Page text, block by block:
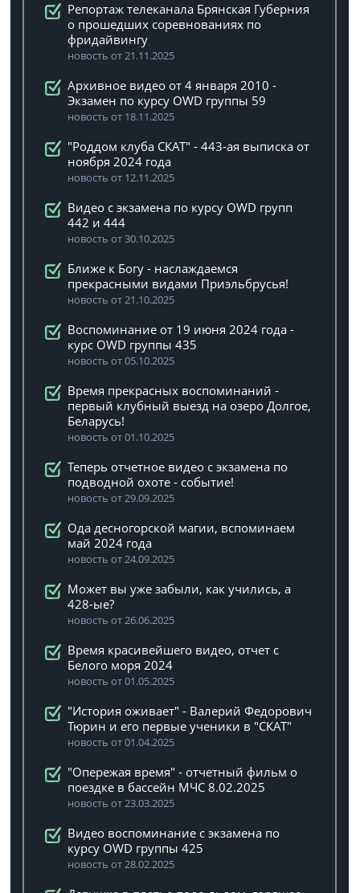
Репортаж телеканала Брянская Губерния
о прошедших соревнованиях по
фридайвингу
новость от 21.11.2025
Архивное видео от 4 января 2010 -
Экзамен по курсу OWD группы 59
новость от 18.11.2025
"Роддом клуба СКАТ" - 443-ая выписка от
ноября 2024 года
новость от 12.11.2025
Видео с экзамена по курсу OWD групп
442 и 444
новость от 30.10.2025
Ближе к Богу - наслаждаемся
прекрасными видами Приэльбрусья!
новость от 21.10.2025
Воспоминание от 19 июня 2024 года -
курс OWD группы 435
новость от 05.10.2025
Время прекрасных воспоминаний -
первый клубный выезд на озеро Долгое,
Беларусь!
новость от 01.10.2025
Теперь отчетное видео с экзамена по
подводной охоте - событие!
новость от 29.09.2025
Ода десногорской магии, вспоминаем
май 2024 года
новость от 24.09.2025
Может вы уже забыли, как учились, а
428-ые?
новость от 26.06.2025
Время красивейшего видео, отчет с
Белого моря 2024
новость от 01.05.2025
"История оживает" - Валерий Федорович
Тюрин и его первые ученики в "СКАТ"
новость от 01.04.2025
"Опережая время" - отчетный фильм о
поездке в бассейн МЧС 8.02.2025
новость от 23.03.2025
Видео воспоминание с экзамена по
курсу OWD группы 425
новость от 28.02.2025